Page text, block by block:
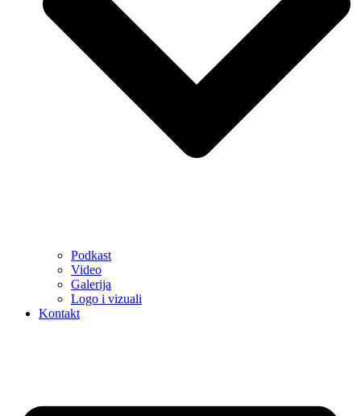
Podkast
Video
Galerija
Logo i vizuali
Kontakt